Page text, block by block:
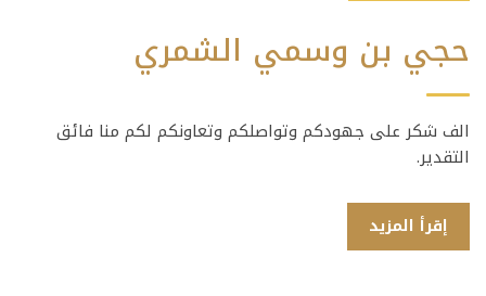
حجي بن وسمي الشمري
الف شكر على جهودكم وتواصلكم وتعاونكم لكم منا فائق
التقدير.
إقرأ المزيد